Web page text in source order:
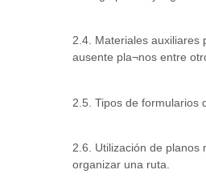
2.4. Materiales auxiliares
ausente pla¬nos entre
2.5. Tipos de formularios
2.6. Utilización de planos
organizar una ruta.